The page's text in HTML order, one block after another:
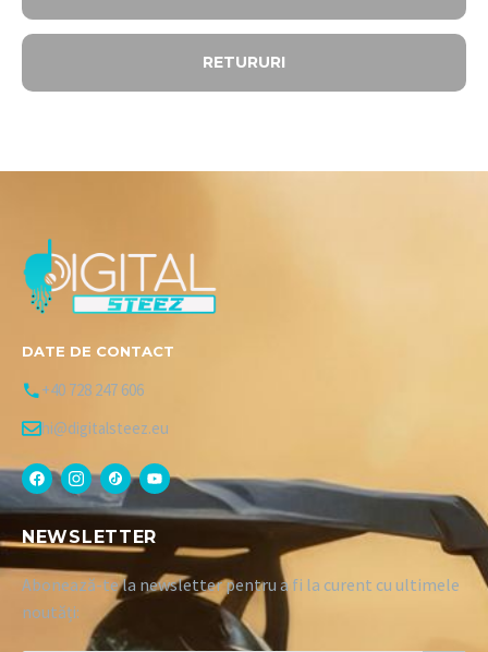
RETURURI
DATE DE CONTACT
+40 728 247 606
hi@digitalsteez.eu
NEWSLETTER
Abonează-te la newsletter pentru a fi la curent cu ultimele
noutăți: